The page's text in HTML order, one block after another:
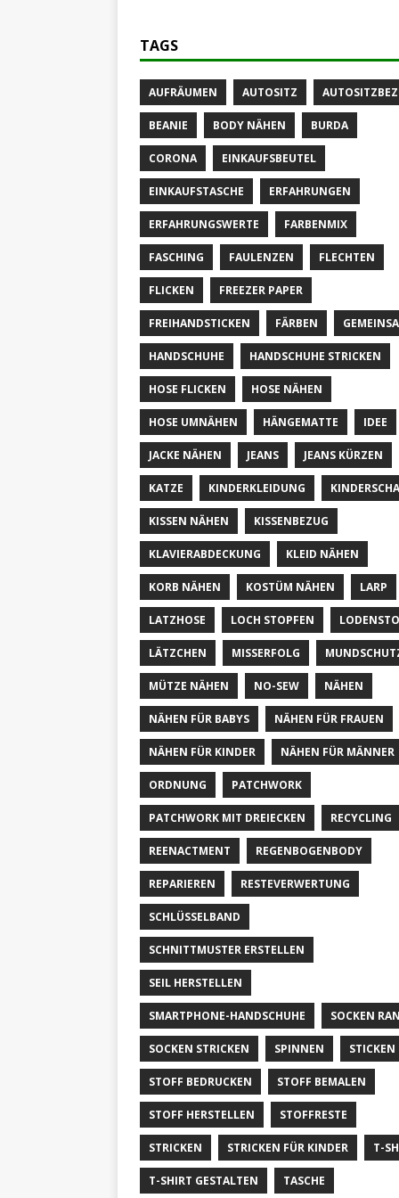
TAGS
AUFRÄUMEN AUTOSITZ
BEANIE BODY NÄHEN BURDA
CORONA EINKAUFSBEUTEL
EINKAUFSTASCHE ERFAHRUNGEN
ERFAHRUNGSWERTE FARBENMIX
FASCHING FAULENZEN FLECHTEN
FLICKEN FREEZER PAPER
FREIHANDSTICKEN FÄRBEN
HANDSCHUHE HANDSCHUHE STRICKEN
HOSE FLICKEN HOSE NÄHEN
HOSE UMNÄHEN HÄNGEMATTE IDEE
JACKE NÄHEN JEANS JEANS KÜRZEN
KATZE KINDERKLEIDUNG
KISSEN NÄHEN KISSENBEZUG
KLAVIERABDECKUNG KLEID NÄHEN
KORB NÄHEN KOSTÜM NÄHEN LARP
LATZHOSE LOCH STOPFEN
LÄTZCHEN MISSERFOLG
MÜTZE NÄHEN NO-SEW NÄHEN
NÄHEN FÜR BABYS NÄHEN FÜR FRAUEN
NÄHEN FÜR KINDER NÄHEN FÜR MÄNNER
ORDNUNG PATCHWORK
PATCHWORK MIT DREIECKEN RECYCLING
REENACTMENT REGENBOGENBODY
REPARIEREN RESTEVERWERTUNG
SCHLÜSSELBAND
SCHNITTMUSTER ERSTELLEN
SEIL HERSTELLEN
SMARTPHONE-HANDSCHUHE SOCKEN
SOCKEN STRICKEN SPINNEN STICKEN
STOFF BEDRUCKEN STOFF BEMALEN
STOFF HERSTELLEN STOFFRESTE
STRICKEN STRICKEN FÜR KINDER T-
T-SHIRT GESTALTEN TASCHE